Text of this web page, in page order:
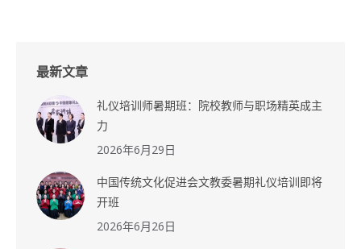
最新文章
礼仪培训师暑期班：院校教师与职场精英成主
力
2026年6月29日
中国传统文化促进会文教委暑期礼仪培训即将
开班
2026年6月26日